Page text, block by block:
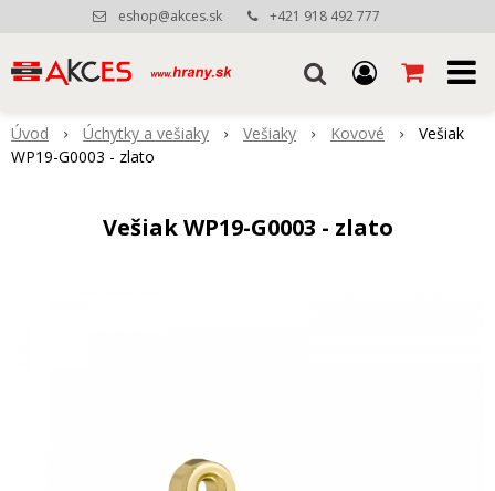
eshop@akces.sk +421 918 492 777
Úvod Úchytky a vešiaky Vešiaky Kovové
Vešiak
WP19-G0003 - zlato
Vešiak WP19-G0003 - zlato